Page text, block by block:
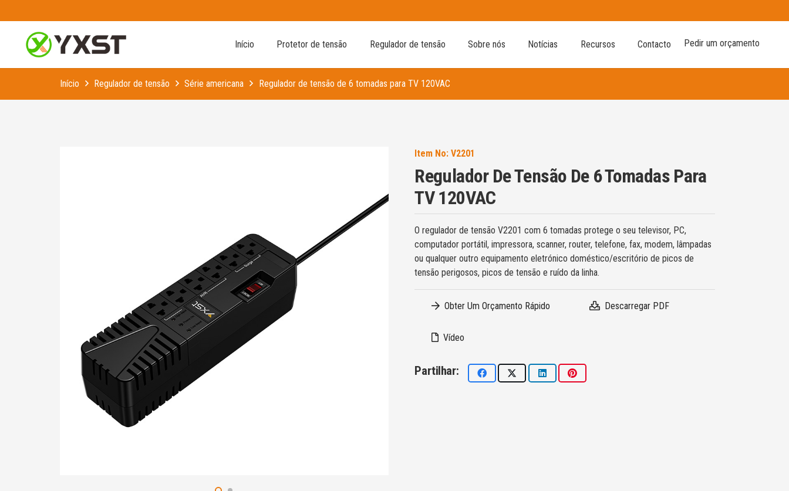
Início Protetor de tensão Regulador de tensão Sobre nós Notícias Recursos Contacto Pedir um orçamento
Início Regulador de tensão Série americana Regulador de tensão de 6 tomadas para TV 120VAC
Item No:V2201
Regulador De Tensão De 6 Tomadas Para
TV 120VAC
O regulador de tensão V2201 com 6 tomadas protege o seu televisor, PC,
computador portátil, impressora, scanner, router, telefone, fax, modem, lâmpadas
ou qualquer outro equipamento eletrónico doméstico/escritório de picos de
tensão perigosos, picos de tensão e ruído da linha.
Obter Um Orçamento Rápido Descarregar PDF
Vídeo
Partilhar: